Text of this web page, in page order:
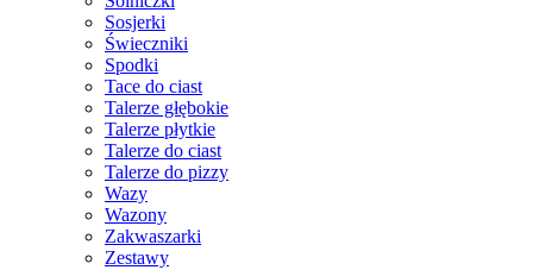
Sosjerki
Świeczniki
Spodki
Tace do ciast
Talerze głębokie
Talerze płytkie
Talerze do ciast
Talerze do pizzy
Wazy
Wazony
Zakwaszarki
Zestawy